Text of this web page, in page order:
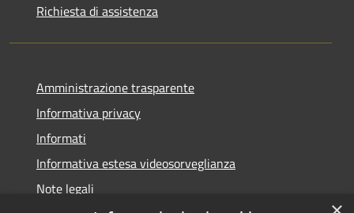
Richiesta di assistenza
Amministrazione trasparente
Informativa privacy
Informati
Informativa estesa videosorveglianza
Note legali